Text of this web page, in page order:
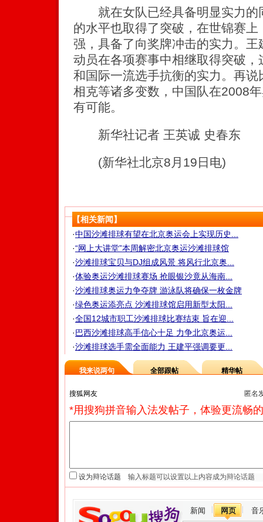
就在女队已经具备明显实力的
的水平也取得了突破，在世锦赛
强，具备了向奖牌冲击的实力。
动员在各项赛事中相继取得突破
和国际一流选手抗衡的实力。再
相克等诸多变数，中国队在2008
有可能。
新华社记者 王英诚 史春东
(新华社北京8月19日电)
【相关新闻】
·中国沙滩排球有望在北京奥运会上实现历史...
·“网上大讲堂”本周解密北京奥运沙滩排球馆
·沙滩排球宝贝与DJ组成风景 将风行北京奥...
·体验奥运沙滩排球赛场 抢眼银沙竟从海南...
·沙滩排球奥运力争夺牌 游泳队将确保一枚金牌
·绿色奥运添亮点 沙滩排球馆启用新型太阳...
·全国12城市职工沙滩排球比赛结束 旨在迎...
·巴西沙滩排球高手信心十足 力争北京奥运...
·沙滩排球选手需全面能力 王建平强调要更...
我来说两句 全部跟帖 精华帖
匿名
*用搜狗拼音输入法发帖子，体验更流畅
设为辩论话题
新闻 网页 音